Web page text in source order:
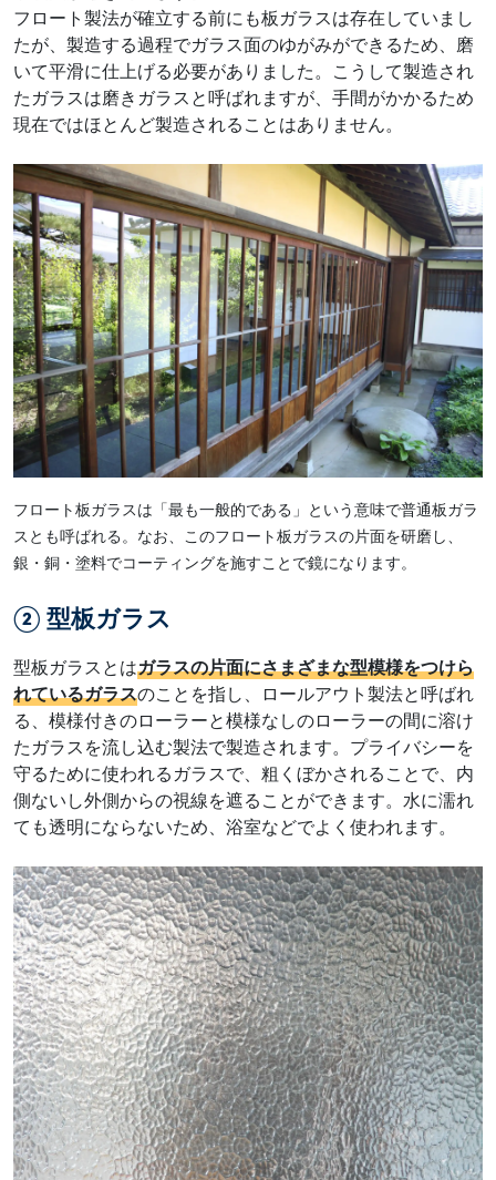
フロート製法が確立する前にも板ガラスは存在していまし
たが、製造する過程でガラス面のゆがみができるため、磨
いて平滑に仕上げる必要がありました。こうして製造され
たガラスは磨きガラスと呼ばれますが、手間がかかるため
現在ではほとんど製造されることはありません。
フロート板ガラスは「最も一般的である」という意味で普通板ガラ
スとも呼ばれる。なお、このフロート板ガラスの片面を研磨し、
銀・銅・塗料でコーティングを施すことで鏡になります。
② 型板ガラス
型板ガラスとはガラスの片面にさまざまな型模様をつけら
れているガラスのことを指し、ロールアウト製法と呼ばれ
る、模様付きのローラーと模様なしのローラーの間に溶け
たガラスを流し込む製法で製造されます。プライバシーを
守るために使われるガラスで、粗くぼかされることで、内
側ないし外側からの視線を遮ることができます。水に濡れ
ても透明にならないため、浴室などでよく使われます。